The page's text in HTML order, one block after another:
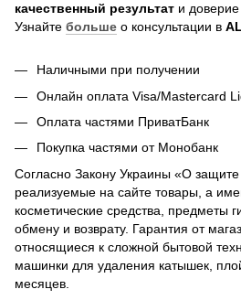
качественный результат и
Узнайте больше о консультации в
Наличными при получении
Онлайн оплата Visa/Mastercard
Оплата частями ПриватБанк
Покупка частями от Монобанк
Согласно Закону Украины «О защите
реализуемые на сайте товары, а
косметические средства, предметы
обмену и возврату. Гарантия от
относящиеся к сложной бытовой
машинки для удаления катышек,
месяцев.